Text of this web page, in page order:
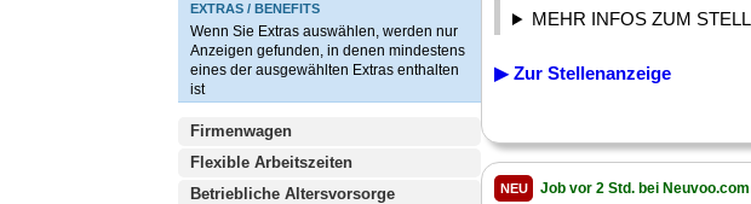
EXTRAS / BENEFITS
Wenn Sie Extras auswählen, werden nur
Anzeigen gefunden, in denen mindestens
eines der ausgewählten Extras enthalten
ist
Firmenwagen
Flexible Arbeitszeiten
Betriebliche Altersvorsorge
MEHR INFOS ZUM
▶ Zur Stellenanzeige
NEU Job vor 2 Std. bei